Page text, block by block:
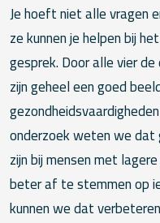
Je hoeft niet alle vragen
ze kunnen je helpen bij
gesprek. Door alle vier
zijn geheel een goed
onderzoek weten we
zijn bij mensen met
beter af te stemmen op
kunnen we dat